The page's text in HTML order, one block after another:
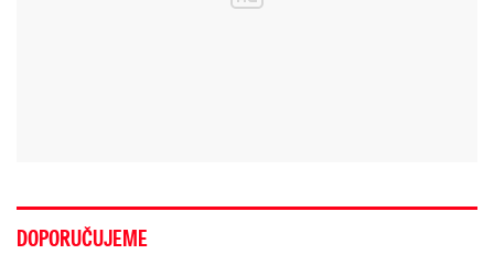
DOPORUČUJEME